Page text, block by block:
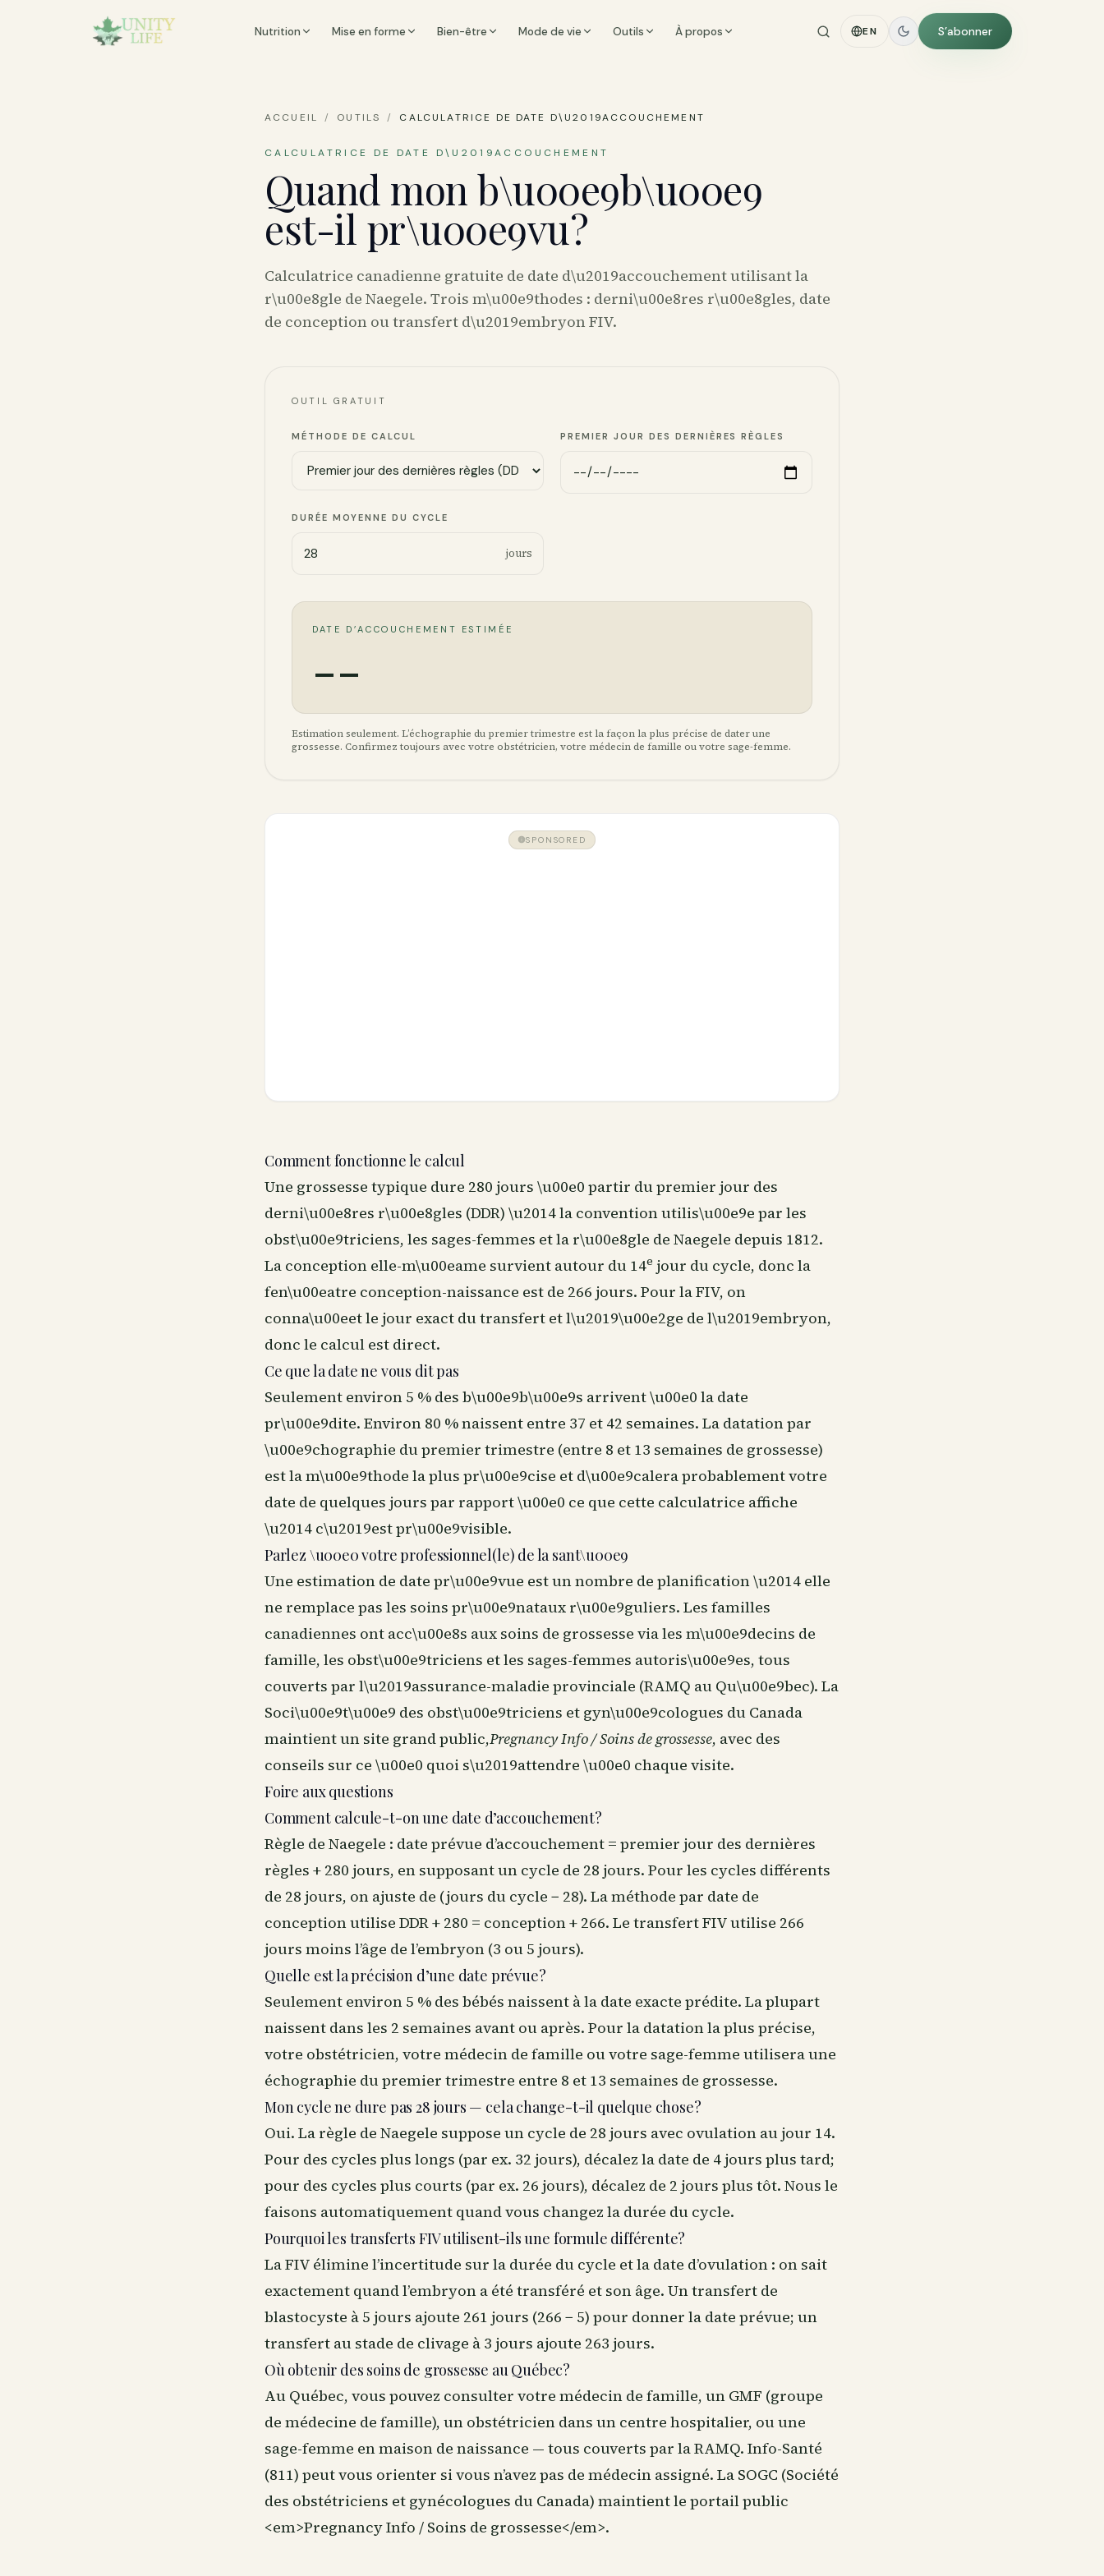
Nutrition Mise en forme Bien-être Mode de vie Outils À propos EN S’abonner
ACCUEIL / OUTILS / CALCULATRICE DE DATE D\U2019ACCOUCHEMENT
CALCULATRICE DE DATE D\U2019ACCOUCHEMENT
Quand mon b\u00e9b\u00e9
est-il pr\u00e9vu?
Calculatrice canadienne gratuite de date d\u2019accouchement utilisant la
r\u00e8gle de Naegele. Trois m\u00e9thodes : derni\u00e8res r\u00e8gles, date
de conception ou transfert d\u2019embryon FIV.
OUTIL GRATUIT
MÉTHODE DE CALCUL PREMIER JOUR DES DERNIÈRES RÈGLES
DURÉE MOYENNE DU CYCLE
jours
DATE D’ACCOUCHEMENT ESTIMÉE
--
Estimation seulement. L’échographie du premier trimestre est la façon la plus précise de dater une
grossesse. Confirmez toujours avec votre obstétricien, votre médecin de famille ou votre sage-femme.
SPONSORED
Comment fonctionne le calcul
Une grossesse typique dure 280 jours \u00e0 partir du premier jour des
derni\u00e8res r\u00e8gles (DDR) \u2014 la convention utilis\u00e9e par les
obst\u00e9triciens, les sages-femmes et la r\u00e8gle de Naegele depuis 1812.
La conception elle-m\u00eame survient autour du 14e jour du cycle, donc la
fen\u00eatre conception-naissance est de 266 jours. Pour la FIV, on
conna\u00eet le jour exact du transfert et l\u2019\u00e2ge de l\u2019embryon,
donc le calcul est direct.
Ce que la date ne vous dit pas
Seulement environ 5 % des b\u00e9b\u00e9s arrivent \u00e0 la date
pr\u00e9dite. Environ 80 % naissent entre 37 et 42 semaines. La datation par
\u00e9chographie du premier trimestre (entre 8 et 13 semaines de grossesse)
est la m\u00e9thode la plus pr\u00e9cise et d\u00e9calera probablement votre
date de quelques jours par rapport \u00e0 ce que cette calculatrice affiche
\u2014 c\u2019est pr\u00e9visible.
Parlez \u00e0 votre professionnel(le) de la sant\u00e9
Une estimation de date pr\u00e9vue est un nombre de planification \u2014 elle
ne remplace pas les soins pr\u00e9nataux r\u00e9guliers. Les familles
canadiennes ont acc\u00e8s aux soins de grossesse via les m\u00e9decins de
famille, les obst\u00e9triciens et les sages-femmes autoris\u00e9es, tous
couverts par l\u2019assurance-maladie provinciale (RAMQ au Qu\u00e9bec). La
Soci\u00e9t\u00e9 des obst\u00e9triciens et gyn\u00e9cologues du Canada
maintient un site grand public,Pregnancy Info / Soins de grossesse, avec des
conseils sur ce \u00e0 quoi s\u2019attendre \u00e0 chaque visite.
Foire aux questions
Comment calcule-t-on une date d’accouchement?
Règle de Naegele : date prévue d’accouchement = premier jour des dernières
règles + 280 jours, en supposant un cycle de 28 jours. Pour les cycles différents
de 28 jours, on ajuste de (jours du cycle − 28). La méthode par date de
conception utilise DDR + 280 = conception + 266. Le transfert FIV utilise 266
jours moins l’âge de l’embryon (3 ou 5 jours).
Quelle est la précision d’une date prévue?
Seulement environ 5 % des bébés naissent à la date exacte prédite. La plupart
naissent dans les 2 semaines avant ou après. Pour la datation la plus précise,
votre obstétricien, votre médecin de famille ou votre sage-femme utilisera une
échographie du premier trimestre entre 8 et 13 semaines de grossesse.
Mon cycle ne dure pas 28 jours — cela change-t-il quelque chose?
Oui. La règle de Naegele suppose un cycle de 28 jours avec ovulation au jour 14.
Pour des cycles plus longs (par ex. 32 jours), décalez la date de 4 jours plus tard;
pour des cycles plus courts (par ex. 26 jours), décalez de 2 jours plus tôt. Nous le
faisons automatiquement quand vous changez la durée du cycle.
Pourquoi les transferts FIV utilisent-ils une formule différente?
La FIV élimine l’incertitude sur la durée du cycle et la date d’ovulation : on sait
exactement quand l’embryon a été transféré et son âge. Un transfert de
blastocyste à 5 jours ajoute 261 jours (266 − 5) pour donner la date prévue; un
transfert au stade de clivage à 3 jours ajoute 263 jours.
Où obtenir des soins de grossesse au Québec?
Au Québec, vous pouvez consulter votre médecin de famille, un GMF (groupe
de médecine de famille), un obstétricien dans un centre hospitalier, ou une
sage-femme en maison de naissance — tous couverts par la RAMQ. Info-Santé
(811) peut vous orienter si vous n’avez pas de médecin assigné. La SOGC (Société
des obstétriciens et gynécologues du Canada) maintient le portail public
<em>Pregnancy Info / Soins de grossesse</em>.